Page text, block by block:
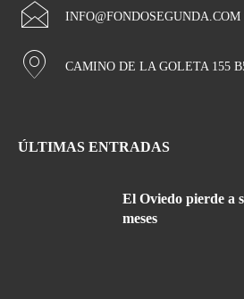
INFO@FONDOSEGUNDA.COM
CAMINO DE LA GOLETA 155
ÚLTIMAS ENTRADAS
El Oviedo pierde a
meses